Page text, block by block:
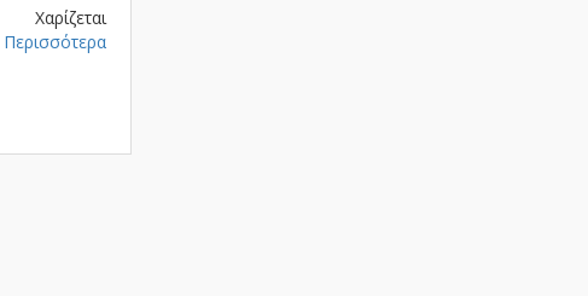
Χαρίζεται
Περισσότερα